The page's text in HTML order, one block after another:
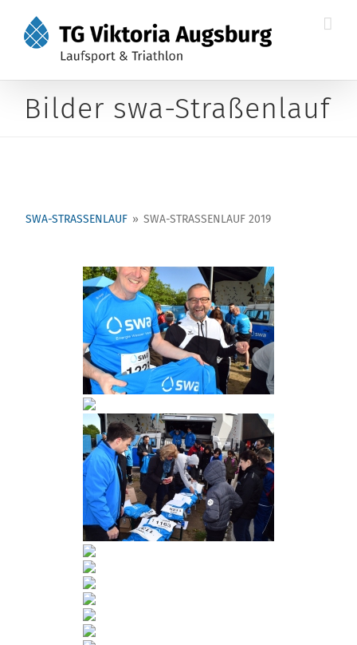
Inhalt
springen
Bilder swa-Straßenlauf
SWA-STRASSENLAUF » SWA-STRASSENLAUF 2019